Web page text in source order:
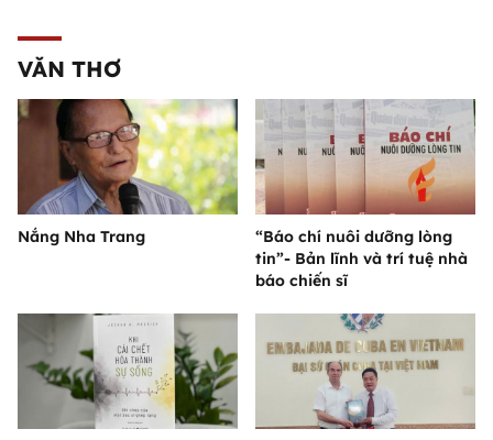
VĂN THƠ
Nắng Nha Trang
“Báo chí nuôi dưỡng lòng
tin”- Bản lĩnh và trí tuệ nhà
báo chiến sĩ